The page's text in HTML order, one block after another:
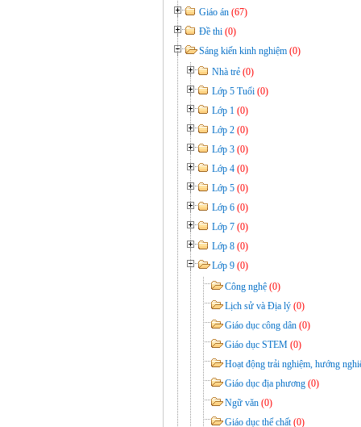
Giáo án (67)
Đề thi (0)
Sáng kiến kinh nghiệm (0)
Nhà trẻ (0)
Lớp 5 Tuổi (0)
Lớp 1 (0)
Lớp 2 (0)
Lớp 3 (0)
Lớp 4 (0)
Lớp 5 (0)
Lớp 6 (0)
Lớp 7 (0)
Lớp 8 (0)
Lớp 9 (0)
Công nghệ (0)
Lịch sử và Địa lý (0)
Giáo dục công dân (0)
Giáo dục STEM (0)
Hoạt động trải nghiệm, hướng
Giáo dục địa phương (0)
Ngữ văn (0)
Giáo dục thể chất(0)